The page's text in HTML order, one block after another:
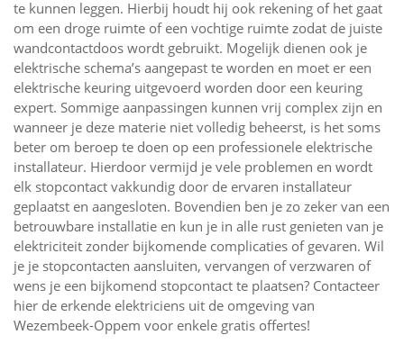
te kunnen leggen. Hierbij houdt hij ook rekening of het gaat
om een droge ruimte of een vochtige ruimte zodat de juiste
wandcontactdoos wordt gebruikt. Mogelijk dienen ook je
elektrische schema’s aangepast te worden en moet er een
elektrische keuring uitgevoerd worden door een keuring
expert. Sommige aanpassingen kunnen vrij complex zijn en
wanneer je deze materie niet volledig beheerst, is het soms
beter om beroep te doen op een professionele elektrische
installateur. Hierdoor vermijd je vele problemen en wordt
elk stopcontact vakkundig door de ervaren installateur
geplaatst en aangesloten. Bovendien ben je zo zeker van een
betrouwbare installatie en kun je in alle rust genieten van je
elektriciteit zonder bijkomende complicaties of gevaren. Wil
je je stopcontacten aansluiten, vervangen of verzwaren of
wens je een bijkomend stopcontact te plaatsen? Contacteer
hier de erkende elektriciens uit de omgeving van
Wezembeek-Oppem voor enkele gratis offertes!